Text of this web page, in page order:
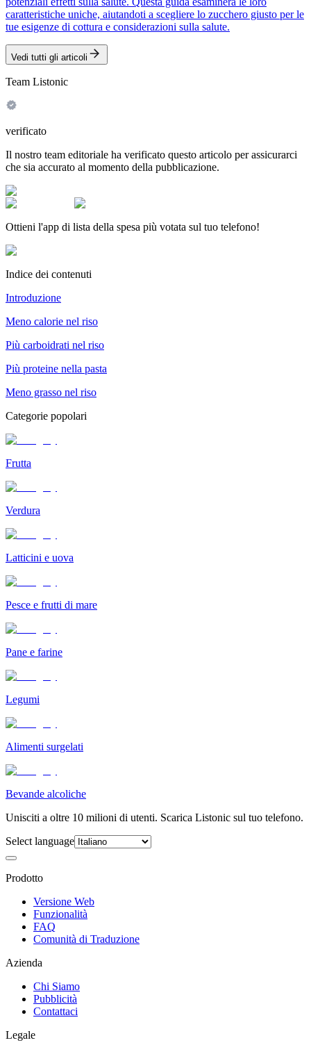
caratteristiche uniche, aiutandoti a scegliere lo zucchero giusto per le
tue esigenze di cottura e considerazioni sulla salute.
Vedi tutti gli articoli
Team Listonic
verificato
Il nostro team editoriale ha verificato questo articolo per assicurarci
che sia accurato al momento della pubblicazione.
Ottieni l'app di lista della spesa più votata sul tuo telefono!
Indice dei contenuti
Introduzione
Meno calorie nel riso
Più carboidrati nel riso
Più proteine nella pasta
Meno grasso nel riso
Categorie popolari
Frutta
Verdura
Latticini e uova
Pesce e frutti di mare
Pane e farine
Legumi
Alimenti surgelati
Bevande alcoliche
Unisciti a oltre 10 milioni di utenti. Scarica Listonic sul tuo telefono.
Select language
Prodotto
Versione Web
Funzionalità
FAQ
Comunità di Traduzione
Azienda
Chi Siamo
Pubblicità
Contattaci
Legale